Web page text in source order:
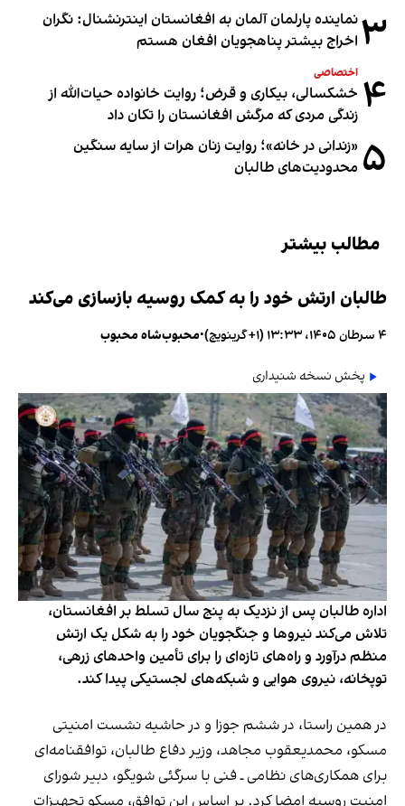
۳نماینده پارلمان آلمان به افغانستان اینترنشنال: نگران
اخراج بیشتر پناهجویان افغان هستم
۴ اختصاصی
خشکسالی، بیکاری و قرض؛ روایت خانواده حیات‌الله از
زندگی مردی که مرگش افغانستان را تکان داد
۵ «زندانی در خانه»؛ روایت زنان هرات از سایه سنگین
محدودیت‌های طالبان
مطالب بیشتر
طالبان ارتش خود را به کمک روسیه بازسازی می‌کند
۴ سرطان ۱۴۰۵، ۱۳:۳۳ (‎+۱ گرینویچ) •محبوب‌شاه محبوب
پخش نسخه شنیداری
اداره طالبان پس از نزدیک به پنج سال تسلط بر افغانستان،
تلاش می‌کند نیروها و جنگجویان خود را به شکل یک ارتش
منظم درآورد و راه‌های تازه‌ای را برای تأمین واحدهای زرهی،
توپخانه، نیروی هوایی و شبکه‌های لجستیکی پیدا کند.
در همین راستا، در ششم جوزا و در حاشیه نشست امنیتی
مسکو، محمدیعقوب مجاهد، وزیر دفاع طالبان، توافقنامه‌ای
برای همکاری‌های نظامی ـ فنی با سرگئی شویگو، دبیر شورای
امنیت روسیه امضا کرد. بر اساس این توافق، مسکو تجهیزات